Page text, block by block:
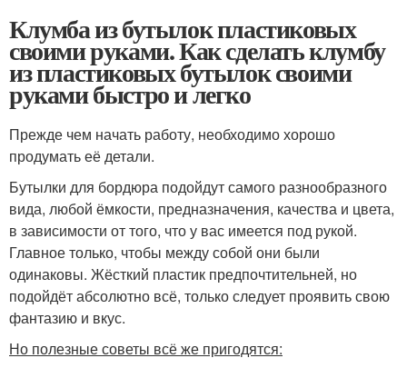
Клумба из бутылок пластиковых
своими руками. Как сделать клумбу
из пластиковых бутылок своими
руками быстро и легко
Прежде чем начать работу, необходимо хорошо
продумать её детали.
Бутылки для бордюра подойдут самого разнообразного
вида, любой ёмкости, предназначения, качества и цвета,
в зависимости от того, что у вас имеется под рукой.
Главное только, чтобы между собой они были
одинаковы. Жёсткий пластик предпочтительней, но
подойдёт абсолютно всё, только следует проявить свою
фантазию и вкус.
Но полезные советы всё же пригодятся: